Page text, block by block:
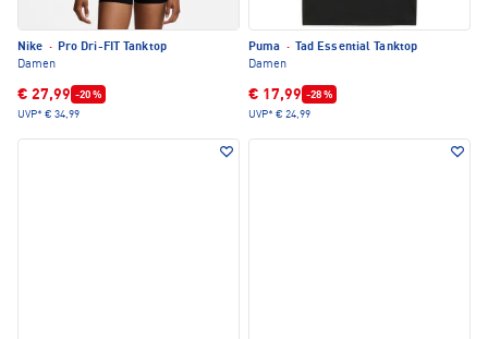
Nike · Pro Dri-FIT Tanktop
Damen
€ 27,99 -20 %
UVP* € 34,99
Puma ·
Tad Essential Tanktop
Damen
€ 17,99 -28 %
UVP* € 24,99